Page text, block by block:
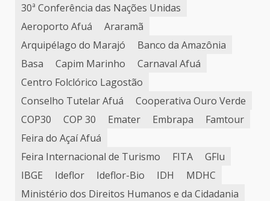
30ª Conferência das Nações Unidas
Aeroporto Afuá
Araramã
Arquipélago do Marajó
Banco da Amazônia
Basa
Capim Marinho
Carnaval Afuá
Centro Folclórico Lagostão
Conselho Tutelar Afuá
Cooperativa Ouro Verde
COP30
COP 30 Emater Embrapa
Famtour
Feira do Açaí Afuá
Feira Internacional de Turismo
FITA
GFlu
IBGE
Ideflor Ideflor-Bio IDH
MDHC
Ministério dos Direitos Humanos e da Cidadania